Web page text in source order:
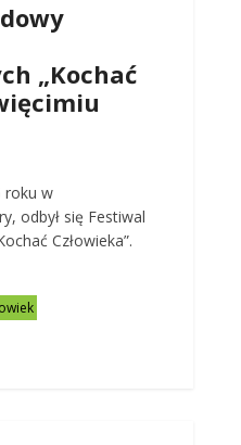
„Kochać
roku w
odbył się Festiwal
Człowieka”.